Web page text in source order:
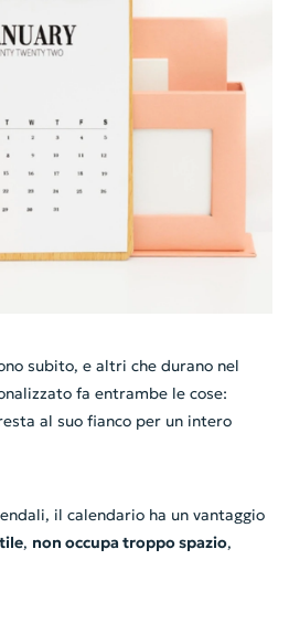
subito, e altri che durano nel
fa entrambe le cose:
al suo fianco per un intero
il calendario ha un vantaggio
, non occupa troppo spazio,